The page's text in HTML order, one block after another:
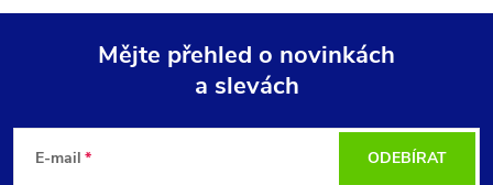
Mějte přehled o novinkách
a slevách
E-mail ODEBÍRAT